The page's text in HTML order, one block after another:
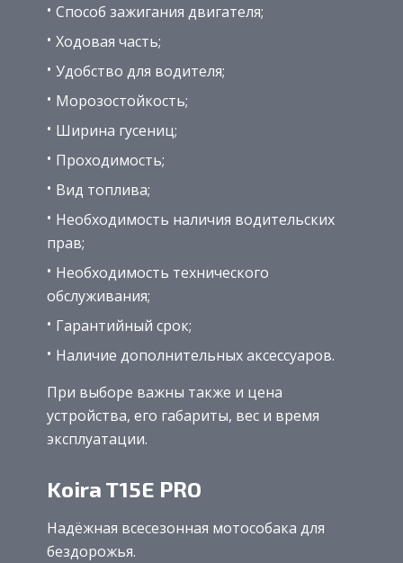
Способ зажигания двигателя;
Ходовая часть;
Удобство для водителя;
Морозостойкость;
Ширина гусениц;
Проходимость;
Вид топлива;
Необходимость наличия водительских
прав;
Необходимость технического
обслуживания;
Гарантийный срок;
Наличие дополнительных аксессуаров.
При выборе важны также и цена
устройства, его габариты, вес и время
эксплуатации.
Koira T15E PRO
Надёжная всесезонная мотособака для
бездорожья.